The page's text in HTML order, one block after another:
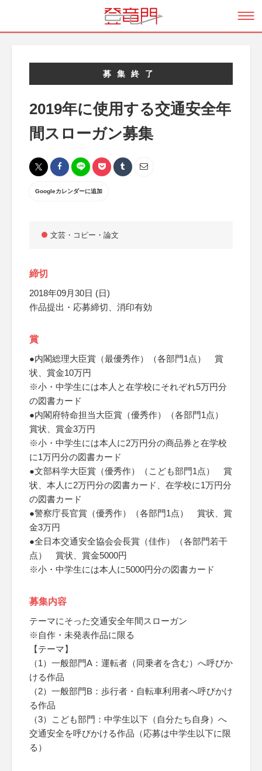
募集終了
2019年に使用する交通安全年
間スローガン募集
Googleカレンダーに追加
文芸・コピー・論文
締切
2018年09月30日 (日)
作品提出・応募締切、消印有効
賞
●内閣総理大臣賞（最優秀作）（各部門1点） 賞
状、賞金10万円
※小・中学生には本人と在学校にそれぞれ5万円分
の図書カード
●内閣府特命担当大臣賞（優秀作）（各部門1点）
賞状、賞金3万円
※小・中学生には本人に2万円分の商品券と在学校
に1万円分の図書カード
●文部科学大臣賞（優秀作）（こども部門1点） 賞
状、本人に2万円分の図書カード、在学校に1万円分
の図書カード
●警察庁長官賞（優秀作）（各部門1点） 賞状、賞
金3万円
●全日本交通安全協会会長賞（佳作）（各部門若干
点） 賞状、賞金5000円
※小・中学生には本人に5000円分の図書カード
募集内容
テーマにそった交通安全年間スローガン
※自作・未発表作品に限る
【テーマ】
（1）一般部門A：運転者（同乗者を含む）へ呼びか
ける作品
（2）一般部門B：歩行者・自転車利用者へ呼びかけ
る作品
（3）こども部門：中学生以下（自分たち自身）へ
交通安全を呼びかける作品（応募は中学生以下に限
る）